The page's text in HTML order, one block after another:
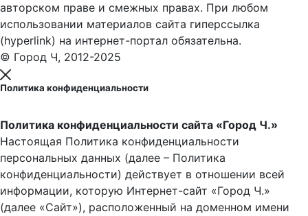
авторском праве и смежных правах. При любом
использовании материалов сайта гиперссылка
(hyperlink) на интернет-портал обязательна.
© Город Ч, 2012-2025
Политика конфиденциальности
Политика конфиденциальности сайта «Город Ч.»
Настоящая Политика конфиденциальности
персональных данных (далее – Политика
конфиденциальности) действует в отношении всей
информации, которую Интернет-сайт «Город Ч.»
(далее «Сайт»), расположенный на доменном имени